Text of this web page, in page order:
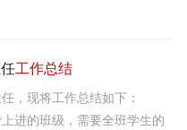
工作总结
，现将工作总结如下：
进的班级，需要全班学生的